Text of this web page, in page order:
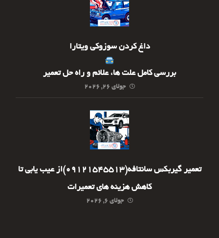
داغ کردن سوزوکی ویتارا
بررسی کامل علت ها، علائم و راه حل تعمیر
جولای ۲۶, ۲۰۲۶
تعمیر گیربکس سانتافه(09121545513)از عیب یابی تا
کاهش هزینه های تعمیرات
جولای ۶, ۲۰۲۶